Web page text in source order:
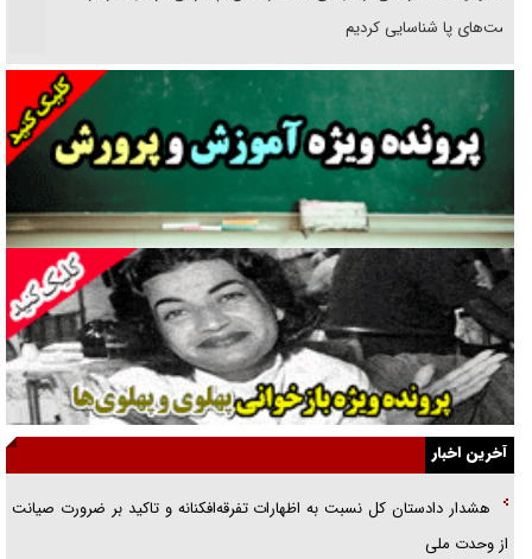
انگشت‌های پا شناسایی کردیم
نسلی که آنلاین الگو می‌گیرد
گفت‌وگو با آیت‌الله جاودان/ جفای مخالفان مکانت معنوی رهبر شهید را
ارتقا می‌داد
راننده مست به قانون می‌خندد
همه آقای دوربینی شده‌ایم!
قصه ناتمام سرویس مدارس
آیا مقاومت فلسطین خلع‌سلاح می‌شود؟
الگوی وحدت‌آفرین در ادراک سیاست خارجی
گفتگوی دکتر اخوان مدیرمسئول روزنامه جوان با برنامه تلویزیونی «نبرد
هرمز»
آخرین اخبار
هشدار دادستان کل نسبت به اظهارات تفرقه‌افکنانه و تاکید بر ضرورت صیانت
از وحدت ملی